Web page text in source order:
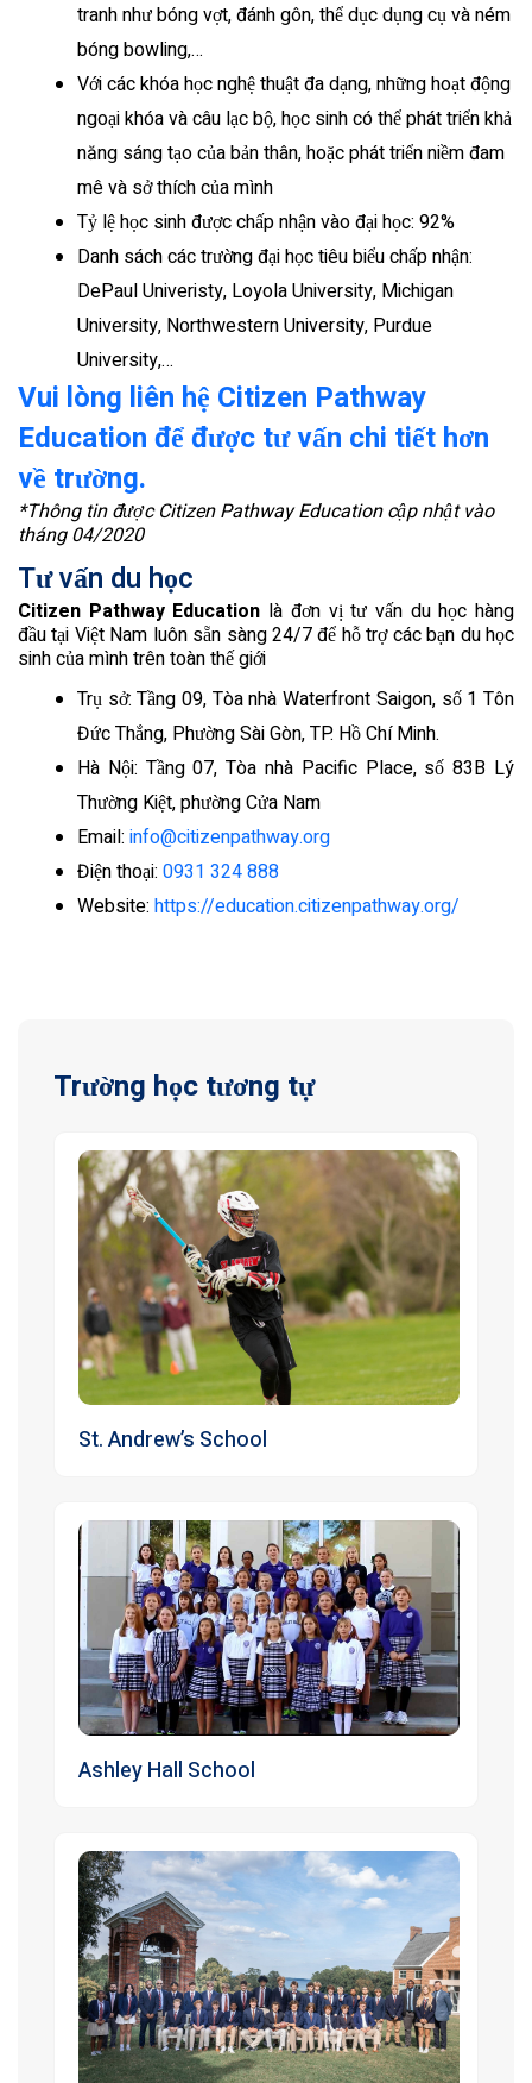
tranh như bóng vợt, đánh gôn, thể dục dụng cụ và ném
bóng bowling,…
Với các khóa học nghệ thuật đa dạng, những hoạt động
ngoại khóa và câu lạc bộ, học sinh có thể phát triển khả
năng sáng tạo của bản thân, hoặc phát triển niềm đam
mê và sở thích của mình
Tỷ lệ học sinh được chấp nhận vào đại học: 92%
Danh sách các trường đại học tiêu biểu chấp nhận:
DePaul Univeristy, Loyola University, Michigan
University, Northwestern University, Purdue
University,…
Vui lòng liên hệ Citizen Pathway
Education để được tư vấn chi tiết hơn
về trường.
*Thông tin được Citizen Pathway Education cập nhật vào
tháng 04/2020
Tư vấn du học
Citizen Pathway Education là đơn vị tư vấn du học hàng
đầu tại Việt Nam luôn sẵn sàng 24/7 để hỗ trợ các bạn du học
sinh của mình trên toàn thế giới
Trụ sở: Tầng 09, Tòa nhà Waterfront Saigon, số 1 Tôn
Đức Thắng, Phường Sài Gòn, TP. Hồ Chí Minh.
Hà Nội: Tầng 07, Tòa nhà Pacific Place, số 83B Lý
Thường Kiệt, phường Cửa Nam
Email: info@citizenpathway.org
Điện thoại: 0931 324 888
Website: https://education.citizenpathway.org/
Trường học tương tự
St. Andrew’s School
Ashley Hall School